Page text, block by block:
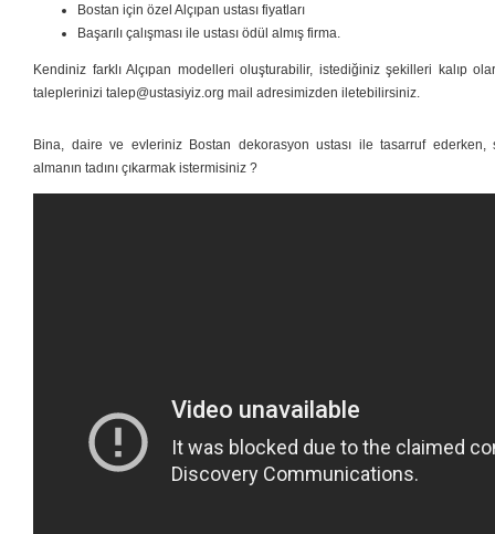
Bostan için özel Alçıpan ustası fiyatları
Başarılı çalışması ile ustası ödül almış firma.
Kendiniz farklı Alçıpan modelleri oluşturabilir, istediğiniz şekilleri kalıp
taleplerinizi talep@ustasiyiz.org mail adresimizden iletebilirsiniz.
Bina, daire ve evleriniz Bostan dekorasyon ustası ile tasarruf ederken,
almanın tadını çıkarmak istermisiniz ?